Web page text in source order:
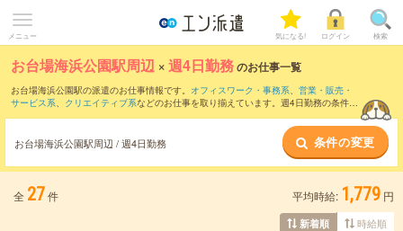
メニュー 気になる! ログイン 検索
お台場海浜公園駅周辺 ×週4日勤務のお仕事一覧
お台場海浜公園駅の派遣のお仕事情報です。 オフィスワーク・事務系、 営業・販売・
サービス系、 クリエイティブ系などのお仕事を取り揃えています。週4日勤務の条件の
お台場海浜公園駅周辺 / 週4日勤務 条件の変更
全 27件 平均時給: 1,779 円
新着順 時給順